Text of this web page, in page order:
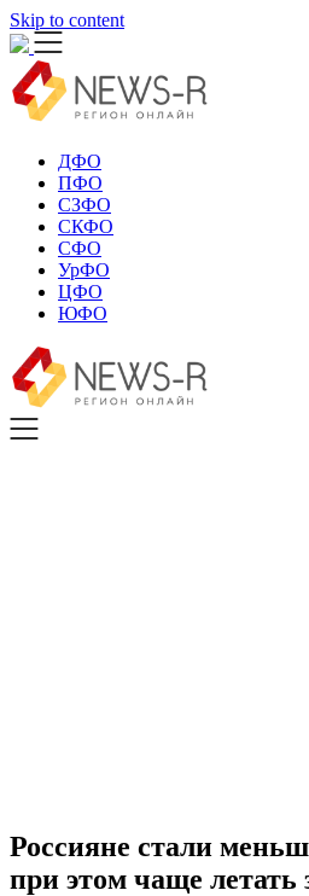
Skip to content
ДФО
ПФО
СЗФО
СКФО
СФО
УрФО
ЦФО
ЮФО
Россияне стали
при этом чаще летать